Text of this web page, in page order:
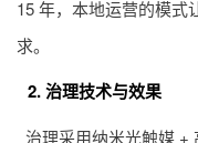
15 年，本地运营的模式
求。
2. 治理技术与效果
治理采用纳米光触媒 +